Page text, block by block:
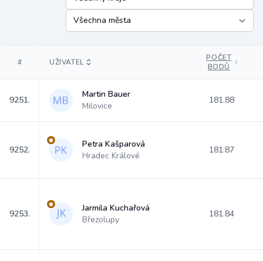
# UŽIVATEL
POČET
BODŮ
9251.
Martin Bauer
Milovice
181.88
9252.
Petra Kašparová
Hradec Králové
181.87
9253.
Jarmila Kuchařová
Březolupy
181.84